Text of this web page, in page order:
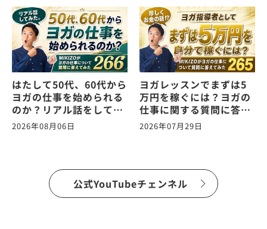
はたして50代、60代から
ヨガの仕事を始められる
のか？リアル話をしてみ
た。ヨガの仕事に関する
質問に答えます！
2026年08月06日
ヨガレッスンでまずは5
万円を稼ぐには？ヨガの
仕事に関する質問に答え
ます！vol.265
2026年07月29日
公式YouTubeチェンネル